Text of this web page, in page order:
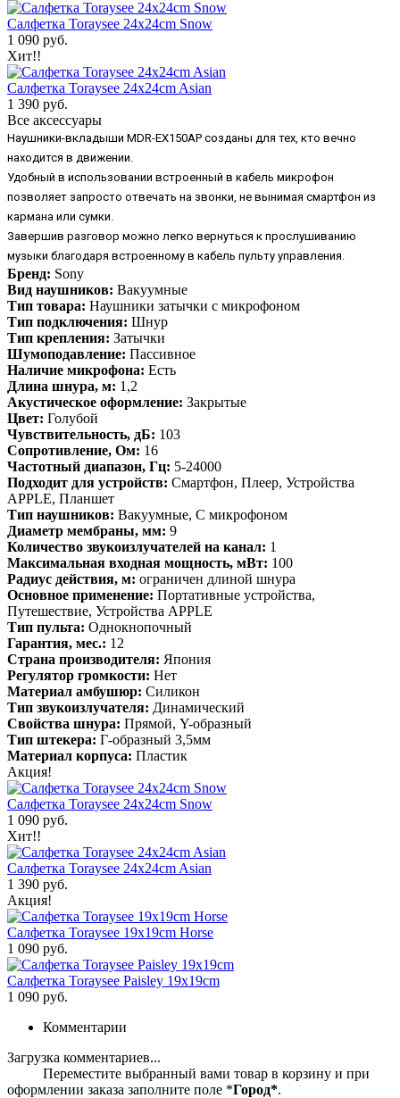
Салфетка Toraysee 24x24cm Snow
1 090 руб.
Хит!!
Салфетка Toraysee 24x24cm Asian
1 390 руб.
Все аксессуары
Наушники-вкладыши MDR-EX150AP созданы для тех, кто вечно
находится в движении.
Удобный в использовании встроенный в кабель микрофон
позволяет запросто отвечать на звонки, не вынимая смартфон из
кармана или сумки.
Завершив разговор можно легко вернуться к прослушиванию
музыки благодаря встроенному в кабель пульту управления.
Бренд: Sony
Вид наушников: Вакуумные
Тип товара: Наушники затычки с микрофоном
Тип подключения: Шнур
Тип крепления: Затычки
Шумоподавление: Пассивное
Наличие микрофона: Есть
Длина шнура, м: 1,2
Акустическое оформление: Закрытые
Цвет: Голубой
Чувствительность, дБ: 103
Сопротивление, Ом: 16
Частотный диапазон, Гц: 5-24000
Подходит для устройств: Смартфон, Плеер, Устройства
APPLE, Планшет
Тип наушников: Вакуумные, С микрофоном
Диаметр мембраны, мм: 9
Количество звукоизлучателей на канал: 1
Максимальная входная мощность, мВт: 100
Радиус действия, м: ограничен длиной шнура
Основное применение: Портативные устройства,
Путешествие, Устройства APPLE
Тип пульта: Однокнопочный
Гарантия, мес.: 12
Страна производителя: Япония
Регулятор громкости: Нет
Материал амбушюр: Силикон
Тип звукоизлучателя: Динамический
Свойства шнура: Прямой, Y-образный
Тип штекера: Г-образный 3,5мм
Материал корпуса: Пластик
Акция!
Салфетка Toraysee 24x24cm Snow
1 090 руб.
Хит!!
Салфетка Toraysee 24x24cm Asian
1 390 руб.
Акция!
Салфетка Toraysee 19x19cm Horse
1 090 руб.
Салфетка Toraysee Paisley 19x19cm
1 090 руб.
Комментарии
Загрузка комментариев...
Переместите выбранный вами товар в корзину и при
оформлении заказа заполните поле *Город*.